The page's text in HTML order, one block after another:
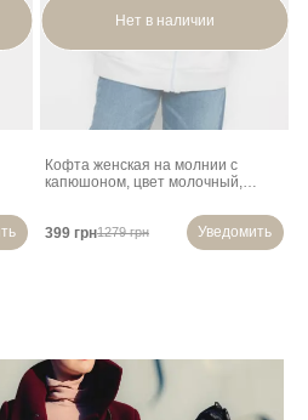
Нет в наличии
Кофта женская на молнии с
капюшоном, цвет молочный,
399 грн1279 грн Уведомить